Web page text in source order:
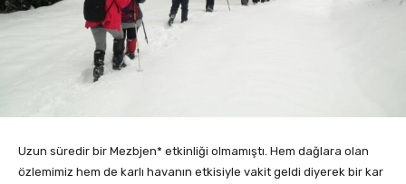
Uzun süredir bir Mezbjen* etkinliği olmamıştı. Hem dağlara olan
özlemimiz hem de karlı havanın etkisiyle vakit geldi diyerek bir kar